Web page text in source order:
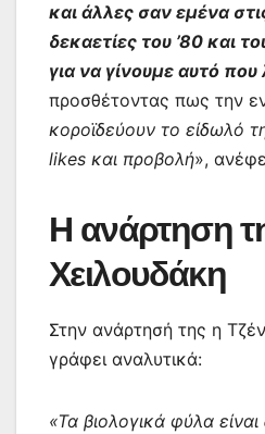
και άλλες σαν εμένα
δεκαετίες του ’80 και
για να γίνουμε αυτό
προσθέτοντας πως την
κοροϊδεύουν το είδωλό
likes και προβολή»,
Η ανάρτηση
Χειλουδάκη
Στην ανάρτησή της η
γράφει αναλυτικά:
«Τα βιολογικά φύλα